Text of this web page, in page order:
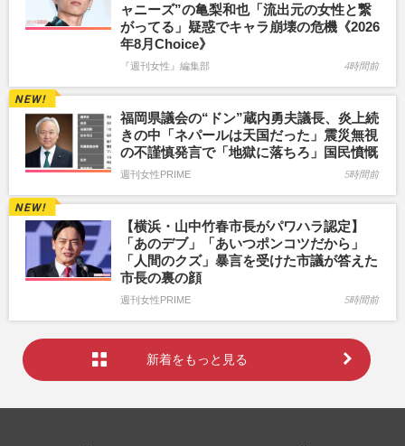
ャニーズ”の亀梨和也「流出元の女性と繋
がってる」疑惑でキャラ崩壊の危機《2026
年8月Choice》
『週刊女性』編集部 4時間前
福岡県議会の“ドン”蔵内勇夫議長、炎上続
きの中「ネパールは天国だった」震災無視
の不謹慎発言で「地獄に落ちろ」国民憤慨
週刊女性PRIME 5時間前
【横浜・山中竹春市長がパワハラ認定】
「あのデブ」「あいつポンコツだから」
「人間のクズ」暴言を受けた市議が答えた
市長の裏の顔
週刊女性PRIME 5時間前
新着をもっと見る